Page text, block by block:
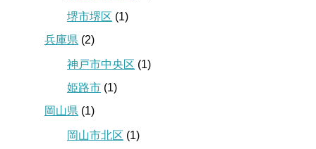
堺市堺区 (1)
兵庫県 (2)
神戸市中央区 (1)
姫路市 (1)
岡山県 (1)
岡山市北区 (1)